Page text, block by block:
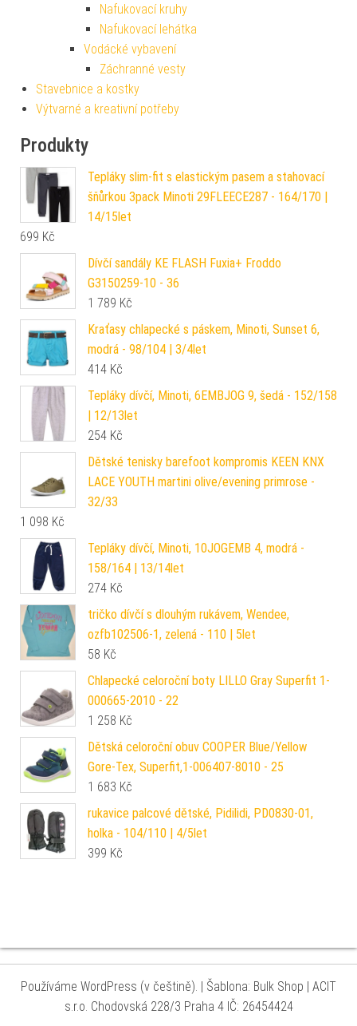
Nafukovací kruhy
Nafukovací lehátka
Vodácké vybavení
Záchranné vesty
Stavebnice a kostky
Výtvarné a kreativní potřeby
Produkty
Tepláky slim-fit s elastickým pasem a stahovací
šňůrkou 3pack Minoti 29FLEECE287 - 164/170 |
14/15let
699 Kč
Dívčí sandály KE FLASH Fuxia+ Froddo
G3150259-10 - 36
1 789 Kč
Kraťasy chlapecké s páskem, Minoti, Sunset 6,
modrá - 98/104 | 3/4let
414 Kč
Tepláky dívčí, Minoti, 6EMBJOG 9, šedá - 152/158
| 12/13let
254 Kč
Dětské tenisky barefoot kompromis KEEN KNX
LACE YOUTH martini olive/evening primrose -
32/33
1 098 Kč
Tepláky dívčí, Minoti, 10JOGEMB 4, modrá -
158/164 | 13/14let
274 Kč
tričko dívčí s dlouhým rukávem, Wendee,
ozfb102506-1, zelená - 110 | 5let
58 Kč
Chlapecké celoroční boty LILLO Gray Superfit 1-
000665-2010 - 22
1 258 Kč
Dětská celoroční obuv COOPER Blue/Yellow
Gore-Tex, Superfit,1-006407-8010 - 25
1 683 Kč
rukavice palcové dětské, Pidilidi, PD0830-01,
holka - 104/110 | 4/5let
399 Kč
Používáme WordPress (v češtině). | Šablona: Bulk Shop | ACIT
s.r.o. Chodovská 228/3 Praha 4 IČ: 26454424